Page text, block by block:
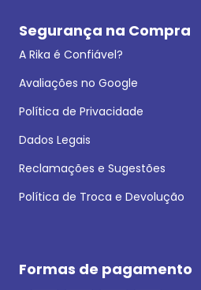
Segurança na Compra
A Rika é Confiável?
Avaliações no Google
Política de Privacidade
Dados Legais
Reclamações e Sugestões
Política de Troca e Devolução
Formas de pagamento